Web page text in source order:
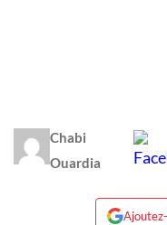
Chabi
Ouardia